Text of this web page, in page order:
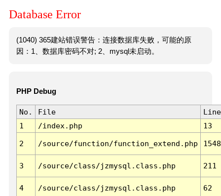
Database Error
(1040) 365建站错误警告：连接数据库失败，可能的原
因：1、数据库密码不对; 2、mysql未启动。
PHP Debug
No. File
Line
1
/index.php 13
2 /source/function/function_extend.php 1548
3 /source/class/jzmysql.class.php 211
4 /source/class/jzmysql.class.php 62